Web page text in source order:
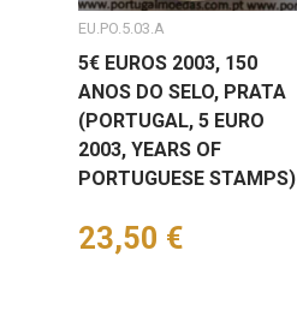
EU.PO.5.03.A
5€ EUROS 2003, 150
ANOS DO SELO, PRATA
(PORTUGAL, 5 EURO
2003, YEARS OF
PORTUGUESE STAMPS)
Preço
23,50 €